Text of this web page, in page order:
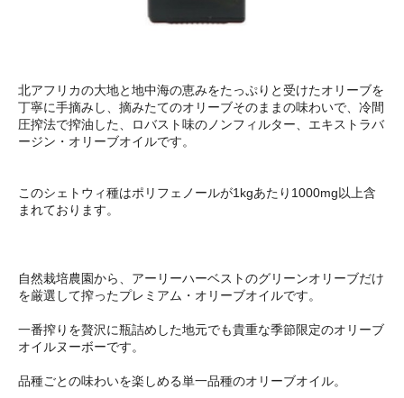
北アフリカの大地と地中海の恵みをたっぷりと受けたオリーブを
丁寧に手摘みし、摘みたてのオリーブそのままの味わいで、冷間
圧搾法で搾油した、ロバスト味のノンフィルター、エキストラバ
ージン・オリーブオイルです。
このシェトウィ種はポリフェノールが1kgあたり1000mg以上含
まれております。
自然栽培農園から、アーリーハーベストのグリーンオリーブだけ
を厳選して搾ったプレミアム・オリーブオイルです。
一番搾りを贅沢に瓶詰めした地元でも貴重な季節限定のオリーブ
オイルヌーボーです。
品種ごとの味わいを楽しめる単一品種のオリーブオイル。